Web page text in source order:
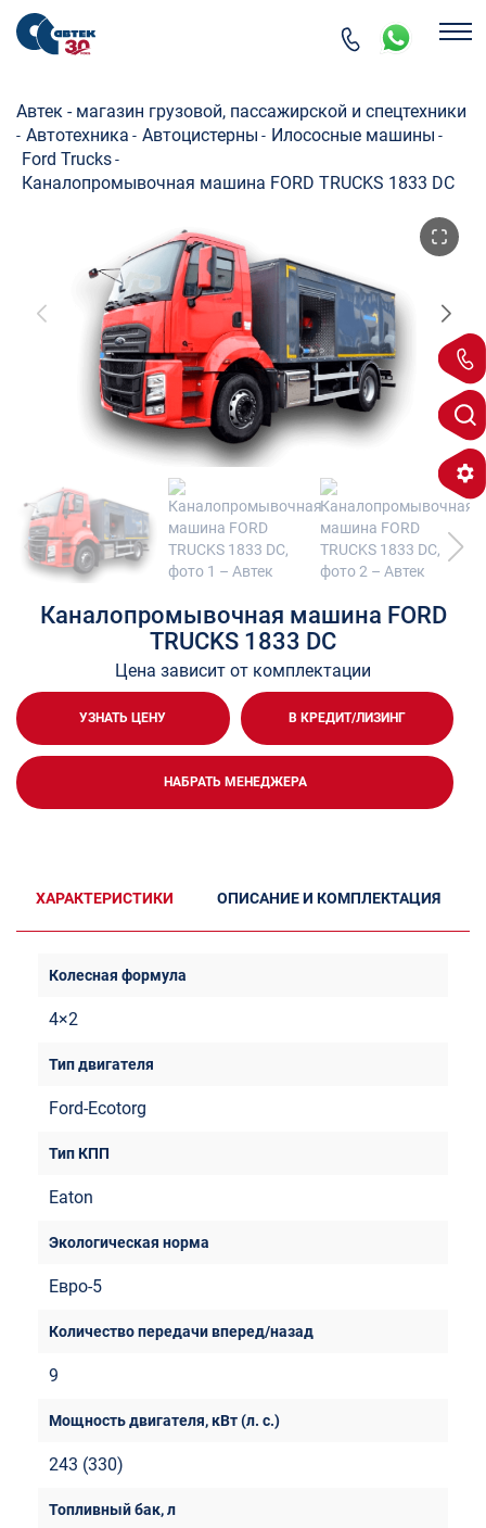
Автек - магазин грузовой, пассажирской и спецтехники
- Автотехника - Автоцистерны - Илососные машины -
Ford Trucks-
Каналопромывочная машина FORD TRUCKS 1833 DC
Каналопромывочная машина FORD
TRUCKS 1833 DC
Цена зависит от комплектации
УЗНАТЬ ЦЕНУ В КРЕДИТ/ЛИЗИНГ
НАБРАТЬ МЕНЕДЖЕРА
ХАРАКТЕРИСТИКИ ОПИСАНИЕ И КОМПЛЕКТАЦИЯ
4×2
Ford-Ecotorg
Eaton
Евро-5
9
243 (330)